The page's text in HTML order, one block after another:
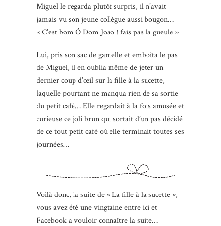
Miguel le regarda plutôt surpris, il n’avait
jamais vu son jeune collègue aussi bougon…
« C’est bom Ó Dom Joao ! fais pas la gueule »
Lui, pris son sac de gamelle et emboîta le pas
de Miguel, il en oublia même de jeter un
dernier coup d’œil sur la fille à la sucette,
laquelle pourtant ne manqua rien de sa sortie
du petit café… Elle regardait à la fois amusée et
curieuse ce joli brun qui sortait d’un pas décidé
de ce tout petit café où elle terminait toutes ses
journées…
Voilà donc, la suite de « La fille à la sucette »,
vous avez été une vingtaine entre ici et
Facebook a vouloir connaître la suite…